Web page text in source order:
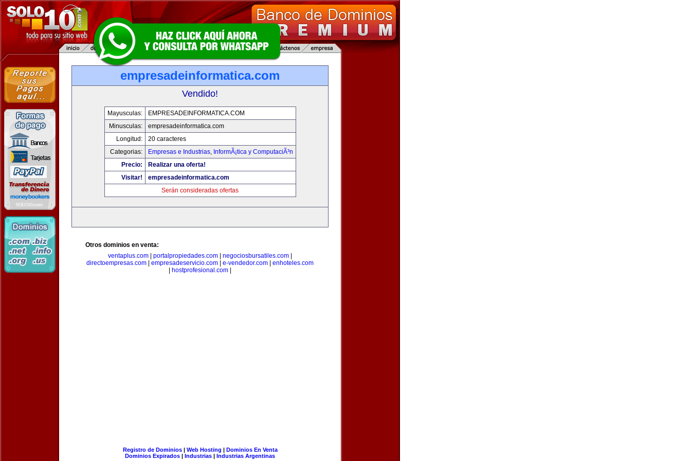
empresadeinformatica.com
Vendido!
Mayusculas:
EMPRESADEINFORMATICA.COM
Minusculas:
empresadeinformatica.com
Longitud:
20 caracteres
Categorias:
Empresas e Industrias, InformÃ¡tica y ComputaciÃ³n
Precio:
Realizar una oferta!
Visitar!
empresadeinformatica.com
Serán consideradas ofertas
Otros dominios en venta:
ventaplus.com
portalpropiedades.com negociosbursatiles.com
directoempresas.com
empresadeservicio.com e-vendedor.com
enhoteles.com
hostprofesional.com
Registro de Dominios| Web Hosting | Dominios En Venta
Dominios Expirados | Industrias | Industrias Argentinas